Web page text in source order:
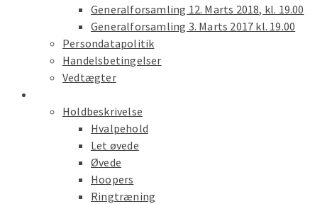
Generalforsamling 12. Marts 2018, kl. 19.00
Generalforsamling 3. Marts 2017 kl. 19.00
Persondatapolitik
Handelsbetingelser
Vedtægter
Holdbeskrivelse
Hvalpehold
Let øvede
Øvede
Hoopers
Ringtræning